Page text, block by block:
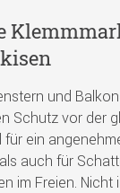
und
Schutz vor der
ein
auch für
im Freien. Nicht